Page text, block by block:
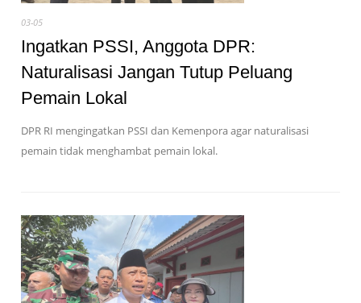
03-05
Ingatkan PSSI, Anggota DPR:
Naturalisasi Jangan Tutup Peluang
Pemain Lokal
DPR RI mengingatkan PSSI dan Kemenpora agar naturalisasi
pemain tidak menghambat pemain lokal.